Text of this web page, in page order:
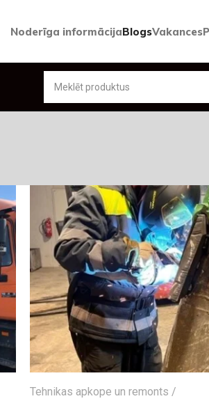
Noderīga informācijaBlogsVakances
Tehnikas apkope un remonts